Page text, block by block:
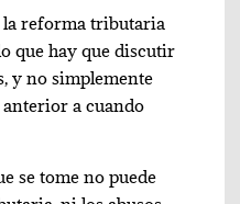
la reforma tributaria
que hay que discutir
y no simplemente
a cuando
se tome no puede